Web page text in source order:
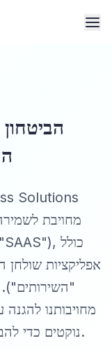
אפליקציות שולחן
מחויבותנו
נוקטים כדי להבטיח את בטיחות השירותים שלנו.